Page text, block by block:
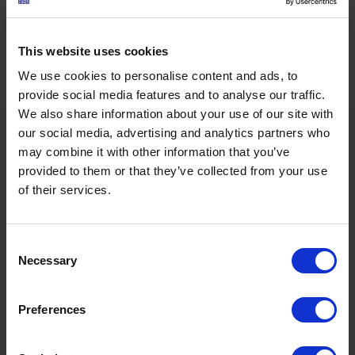
This website uses cookies
We use cookies to personalise content and ads, to
provide social media features and to analyse our traffic.
We also share information about your use of our site with
our social media, advertising and analytics partners who
may combine it with other information that you’ve
provided to them or that they’ve collected from your use
of their services.
Selection
Necessary
Preferences
Daten
Touren-Eigenschaften
Sportarten Wander- & Bergtour
Schwierigkeit Leicht
Startpunkt
Höchster Punkt
Ö3 Silent Cinema Open Air Kino Tour